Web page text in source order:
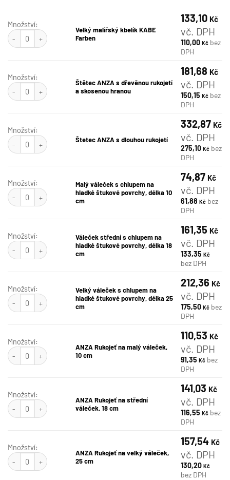
Množství:
Velký malířský kbelík KABE Farben množství
Velký malířský kbelík KABE
Farben
133,10 Kč
vč. DPH
110,00Kč bez
DPH
Množství:
Štětec ANZA s dřevěnou rukojetí a skosenou hranou množství
Štětec ANZA s dřevěnou rukojetí
a skosenou hranou
181,68 Kč
vč. DPH
150,15Kč bez
DPH
Množství:
Štetec ANZA s dlouhou rukojetí množství
Štetec ANZA s dlouhou rukojetí
332,87 Kč
vč. DPH
275,10Kč bez
DPH
Množství:
Malý váleček s chlupem na hladké štukové povrchy, délka 10 cm množství
Malý váleček s chlupem na
hladké štukové povrchy, délka 10
cm
74,87 Kč
vč. DPH
61,88Kč bez
DPH
Množství:
Váleček střední s chlupem na hladké štukové povrchy, délka 18 cm
Váleček střední s chlupem na
hladké štukové povrchy, délka 18
cm
161,35 Kč
vč. DPH
133,35Kč
bez DPH
Množství:
Velký váleček s chlupem na hladké štukové povrchy, délka 25 cm množství
Velký váleček s chlupem na
hladké štukové povrchy, délka 25
cm
212,36 Kč
vč. DPH
175,50Kč bez
DPH
Množství:
ANZA Rukojeť na malý váleček, 10 cm množství
ANZA Rukojeť na malý váleček,
10 cm
110,53 Kč
vč. DPH
91,35Kč bez
DPH
Množství:
ANZA Rukojeť na střední váleček, 18 cm množství
ANZA Rukojeť na střední
váleček, 18 cm
141,03 Kč
vč. DPH
116,55Kč bez
DPH
Množství:
ANZA Rukojeť na velký váleček, 25 cm množství
ANZA Rukojeť na velký váleček,
25 cm
157,54 Kč
vč. DPH
130,20Kč
bez DPH